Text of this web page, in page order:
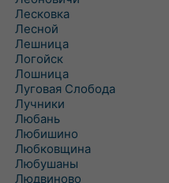
Лесковка
Лесной
Лешница
Логойск
Лошница
Луговая Слобода
Лучники
Любань
Любишино
Любковщина
Любушаны
Людвиново